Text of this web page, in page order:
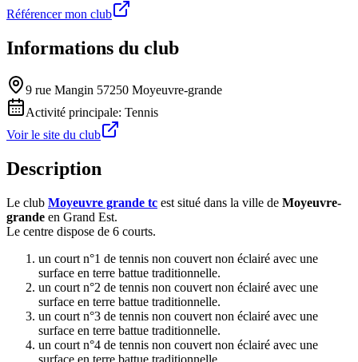
Référencer mon club
Informations du club
9 rue Mangin 57250 Moyeuvre-grande
Activité principale: Tennis
Voir le site du club
Description
Le club Moyeuvre grande tc est situé dans la ville de Moyeuvre-
grande en Grand Est.
Le centre dispose de 6 courts.
un court n°1 de tennis non couvert non éclairé avec une
surface en terre battue traditionnelle.
un court n°2 de tennis non couvert non éclairé avec une
surface en terre battue traditionnelle.
un court n°3 de tennis non couvert non éclairé avec une
surface en terre battue traditionnelle.
un court n°4 de tennis non couvert non éclairé avec une
surface en terre battue traditionnelle.